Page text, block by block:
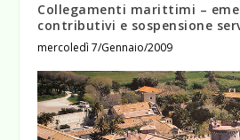
Collegamenti marittimi –
contributivi e sospensione
mercoledì 7/Gennaio/2009